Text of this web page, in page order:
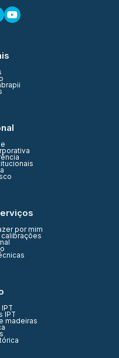
por mim
calibrações
IPT
madeiras